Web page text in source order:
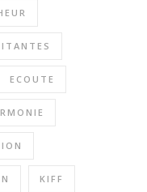
ECOUTE
KIFF